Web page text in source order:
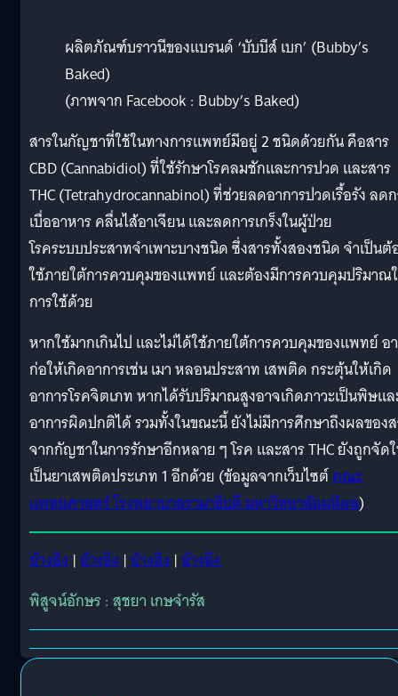
ผลิตภัณฑ์บราวนีของแบรนด์ ‘บับบีส์ เบก’ (Bubby’s
Baked)
(ภาพจาก Facebook : Bubby’s Baked)
สารในกัญชาที่ใช้ในทางการแพทย์มีอยู่ 2 ชนิดด้วยกัน คือสาร
CBD (Cannabidiol) ที่ใช้รักษาโรคลมชักและการปวด และสาร
THC (Tetrahydrocannabinol) ที่ช่วยลดอาการปวดเรื้อรัง ลด
เบื่ออาหาร คลื่นไส้อาเจียน และลดการเกร็งในผู้ป่วย
โรคระบบประสาทจำเพาะบางชนิด ซึ่งสารทั้งสองชนิด จำเป็นต้
ใช้ภายใต้การควบคุมของแพทย์ และต้องมีการควบคุมปริมาณ
การใช้ด้วย
หากใช้มากเกินไป และไม่ได้ใช้ภายใต้การควบคุมของแพทย์ อ
ก่อให้เกิดอาการเช่น เมา หลอนประสาท เสพติด กระตุ้นให้เกิด
อาการโรคจิตเภท หากได้รับปริมาณสูงอาจเกิดภาวะเป็นพิษแ
อาการผิดปกติได้ รวมทั้งในขณะนี้ ยังไม่มีการศึกษาถึงผลของ
จากกัญชาในการรักษาอีกหลาย ๆ โรค และสาร THC ยังถูกจัด
เป็นยาเสพติดประเภท 1 อีกด้วย (ข้อมูลจากเว็บไซต์คณะ
แพทยศาสตร์ โรงพยาบาลรามาธิบดี มหาวิทยาลัยมหิดล)
อ้างอิง |อ้างอิง |อ้างอิง |อ้างอิง
พิสูจน์อักษร : สุชยา เกษจำรัส